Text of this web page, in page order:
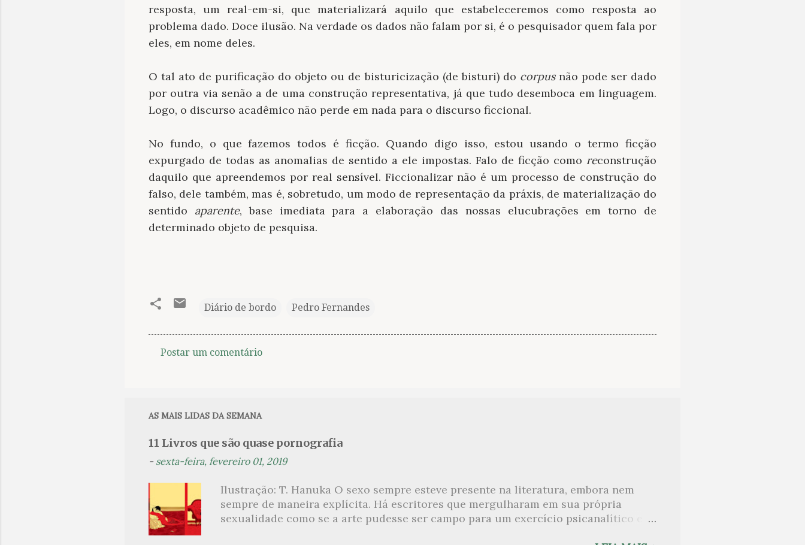
resposta, um real-em-si, que materializará aquilo que estabeleceremos como resposta ao
problema dado. Doce ilusão. Na verdade os dados não falam por si, é o pesquisador quem fala por
eles, em nome deles.
O tal ato de purificação do objeto ou de bisturicização (de bisturi) do corpusnão pode ser dado
por outra via senão a de uma construção representativa, já que tudo desemboca em linguagem.
Logo, o discurso acadêmico não perde em nada para o discurso ficcional.
No fundo, o que fazemos todos é ficção. Quando digo isso, estou usando o termo ficção
expurgado de todas as anomalias de sentido a ele impostas. Falo de ficção como reconstrução
daquilo que apreendemos por real sensível. Ficcionalizar não é um processo de construção do
falso, dele também, mas é, sobretudo, um modo de representação da práxis, de materialização do
sentido aparente, base imediata para a elaboração das nossas elucubrações em torno de
determinado objeto de pesquisa.
Diário de bordo Pedro Fernandes
e
t
á
r
o
s
Postar um comentário
AS MAIS LIDAS DA SEMANA
11 Livros que são quase pornografia
- sexta-feira, fevereiro 01, 2019
Ilustração: T. Hanuka O sexo sempre esteve presente na literatura, embora nem
sempre de maneira explícita. Há escritores que mergulharam em sua própria
sexualidade como se a arte pudesse ser campo para um exercício psicanalítico e